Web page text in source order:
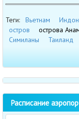
Теги: Вьетнам
остров
острова
Симиланы
Таиланд
Расписание